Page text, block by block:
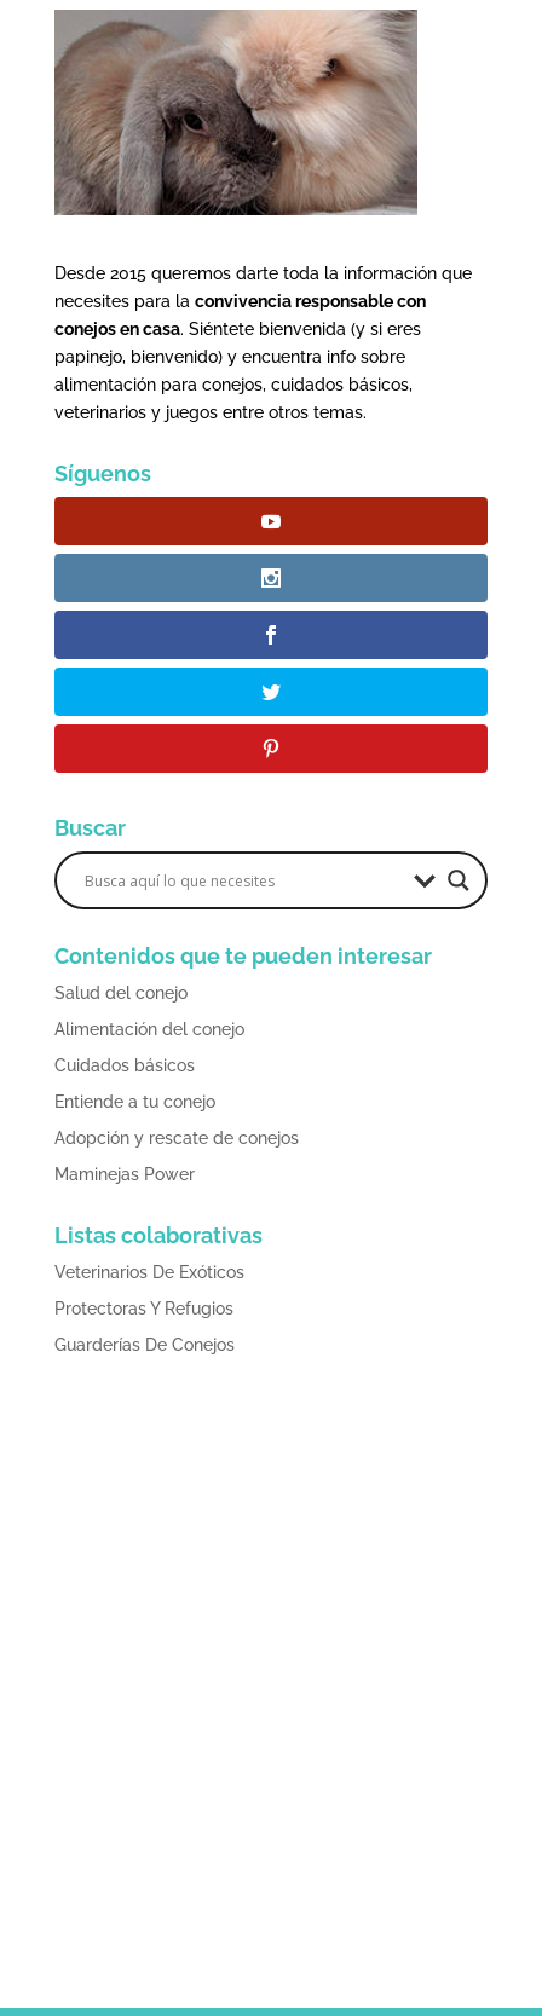
Desde 2015 queremos darte toda la información que
necesites para la convivencia responsable con
conejos en casa. Siéntete bienvenida (y si eres
papinejo, bienvenido) y encuentra info sobre
alimentación para conejos, cuidados básicos,
veterinarios y juegos entre otros temas.
Síguenos
Buscar
Contenidos que te pueden interesar
Salud del conejo
Alimentación del conejo
Cuidados básicos
Entiende a tu conejo
Adopción y rescate de conejos
Maminejas Power
Listas colaborativas
Veterinarios De Exóticos
Protectoras Y Refugios
Guarderías De Conejos